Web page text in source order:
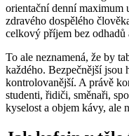
orientační denní maximum
zdravého dospělého
celkový příjem bez odhadů
To ale neznamená, že by
každého. Bezpečnější jsou
kontrolovanější. A právě
studenti, řidiči, směnaři,
kyselost a objem kávy, ale